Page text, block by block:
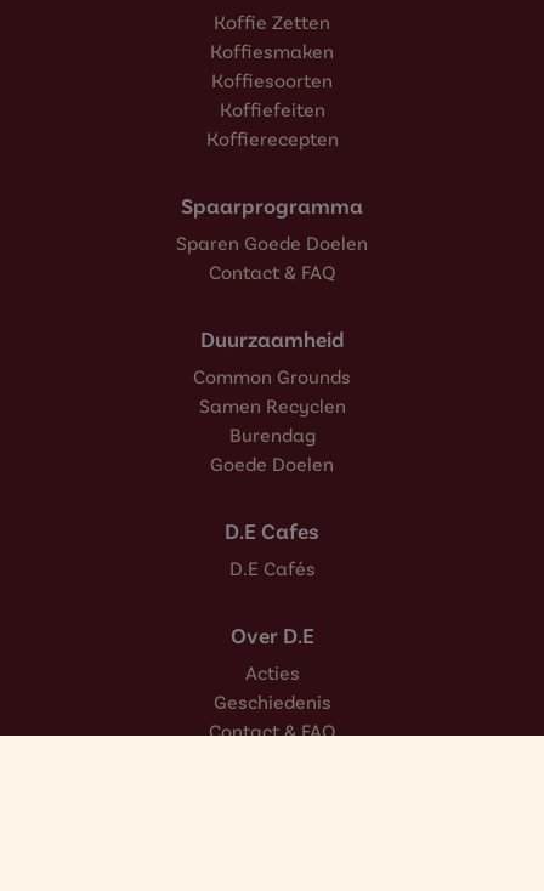
Koffie Zetten
Koffiesmaken
Koffiesoorten
Koffiefeiten
Koffierecepten
Spaarprogramma
Sparen Goede Doelen
Contact & FAQ
Duurzaamheid
Common Grounds
Samen Recyclen
Burendag
Goede Doelen
D.E Cafes
D.E Cafés
Over D.E
Acties
Geschiedenis
Contact & FAQ